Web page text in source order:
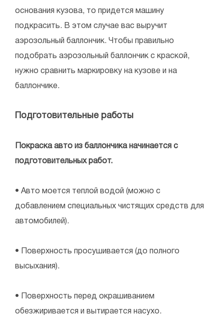
основания кузова, то придется машину
подкрасить. В этом случае вас выручит
аэрозольный баллончик. Чтобы правильно
подобрать аэрозольный баллончик с краской,
нужно сравнить маркировку на кузове и на
баллончике.
Подготовительные работы
Покраска авто из баллончика начинается с
подготовительных работ.
• Авто моется теплой водой (можно с
добавлением специальных чистящих средств для
автомобилей).
• Поверхность просушивается (до полного
высыхания).
• Поверхность перед окрашиванием
обезжиривается и вытирается насухо.